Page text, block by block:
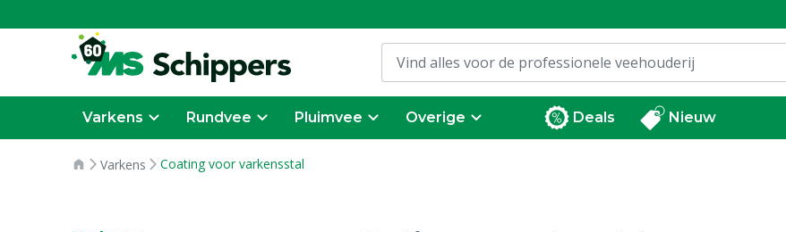
Varkens Rundvee Pluimvee Overige Deals Nieuw
Varkens Coating voor varkensstal